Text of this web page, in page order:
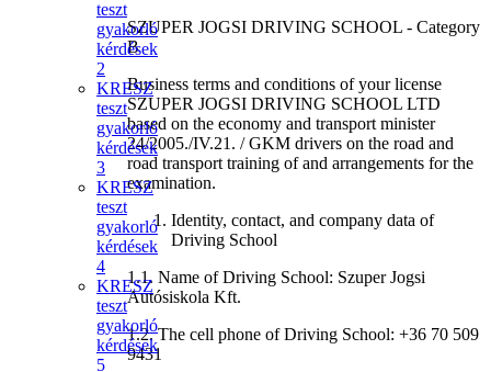
SZUPER JOGSI DRIVING SCHOOL - Category
B
Business terms and conditions of your license
SZUPER JOGSI DRIVING SCHOOL LTD
based on the economy and transport minister
24/2005./IV.21. / GKM drivers on the road and
road transport training of and arrangements for the
examination.
Identity, contact, and company data of
Driving School
1.1. Name of Driving School: Szuper Jogsi
Autósiskola Kft.
1.2. The cell phone of Driving School: +36 70 509
9431
teszt
gyakorló
kérdések
2
KRESZ
teszt
gyakorló
kérdések
3
KRESZ
teszt
gyakorló
kérdések
4
KRESZ
teszt
gyakorló
kérdések
5